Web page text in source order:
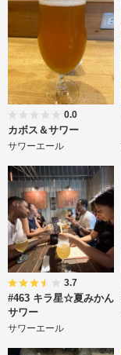
0.0
カボス＆サワー
サワーエール
3.7
#463 キラ星☆夏みかん
サワー
サワーエール